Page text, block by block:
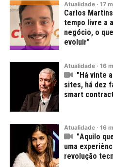
Atualidade · 17
Carlos
tempo livre a
negócio, o
evoluir"
Atualidade · 16
"Há vinte
sites, há dez
smart
Atualidade · 16
"Aquilo
uma
revolução